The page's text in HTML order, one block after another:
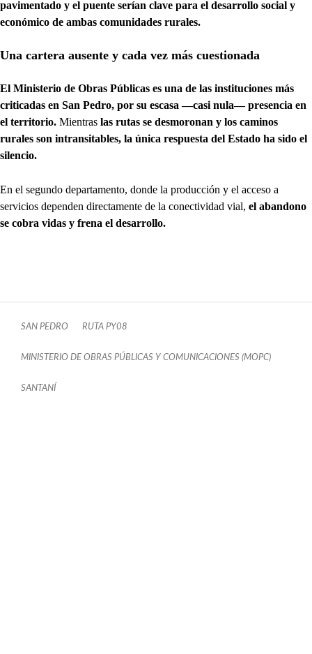
pavimentado y el puente serían clave para el desarrollo social y
económico de ambas comunidades rurales.
Una cartera ausente y cada vez más cuestionada
El Ministerio de Obras Públicas es una de las instituciones más
criticadas en San Pedro, por su escasa —casi nula— presencia en
el territorio. Mientras las rutas se desmoronan y los caminos
rurales son intransitables, la única respuesta del Estado ha sido el
silencio.
En el segundo departamento, donde la producción y el acceso a
servicios dependen directamente de la conectividad vial, el abandono
se cobra vidas y frena el desarrollo.
SAN PEDRO RUTA PY08
MINISTERIO DE OBRAS PÚBLICAS Y COMUNICACIONES (MOPC)
SANTANÍ